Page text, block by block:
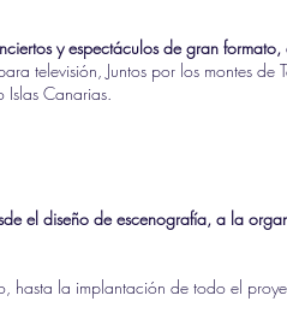
y espectáculos de gran
televisión, Juntos por los montes
Islas Canarias.
el diseño de escenografía, a la
hasta la implantación de todo el